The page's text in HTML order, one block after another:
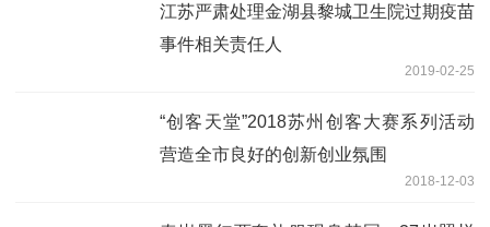
江苏严肃处理金湖县黎城卫生院过期疫苗
事件相关责任人
2019-02-25
“创客天堂”2018苏州创客大赛系列活动
营造全市良好的创新创业氛围
2018-12-03